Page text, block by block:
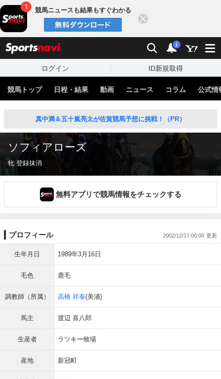
競馬ニュースも結果もすぐわかる
検索 通知
i
ログイン ID新規取得
競馬トップ 日程・結果 動画 ニュース コラム 公式情
真中満＆五十嵐亮太が佐賀競馬予想に挑戦！（PR）
ソフィアローズ
牝 登録抹消
無料アプリで競馬情報をチェックする
プロフィール 2002/12/17 00:00
生年月日 1989年3月16日
毛色 鹿毛
調教師（所属） 高橋 祥泰(美浦)
馬主 渡辺 喜八郎
生産者 ラツキー牧場
産地 新冠町